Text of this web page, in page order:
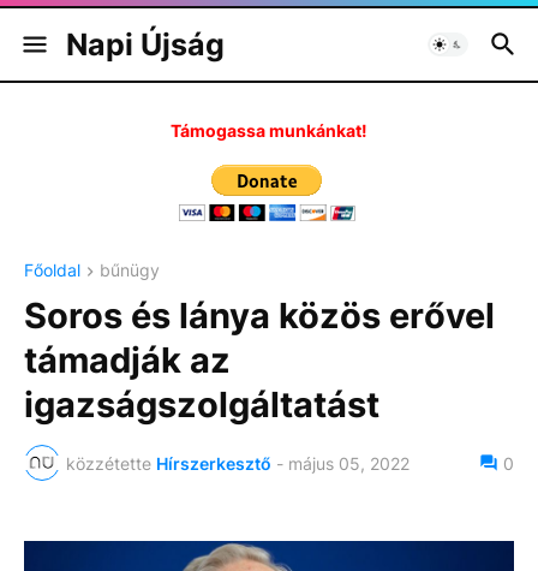
Napi Újság
Támogassa munkánkat!
Főoldal bűnügy
Soros és lánya közös erővel
támadják az
igazságszolgáltatást
közzétette Hírszerkesztő - május 05, 2022 0